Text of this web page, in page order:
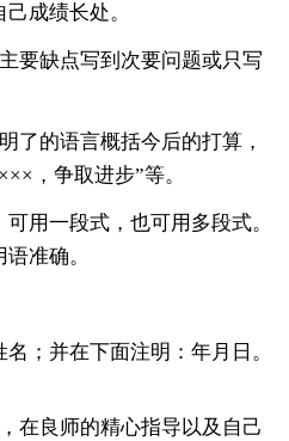
成绩长处。
要缺点写到次要问题或只写
了的语言概括今后的打算，
，争取进步”等。
用一段式，也可用多段式。
准确。
；并在下面注明：年月日。
在良师的精心指导以及自己